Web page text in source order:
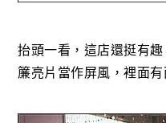
抬頭一看，這店還挺有
簾亮片當作屏風，裡面